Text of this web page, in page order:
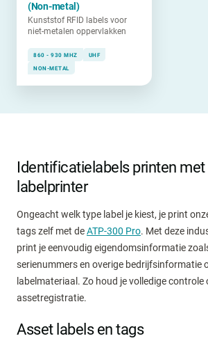
(Non-metal)
Kunststof RFID labels voor
niet-metalen oppervlakken
860 - 930 MHZ
UHF
NON-METAL
Identificatielabels printen met
labelprinter
Ongeacht welk type label je kiest, je print
tags zelf met deATP-300 Pro. Met deze
print je eenvoudig eigendomsinformatie
serienummers en overige bedrijfsinformatie
labelmateriaal. Zo houd je volledige controle
assetregistratie.
Asset labels en tags